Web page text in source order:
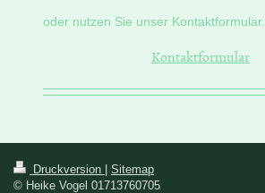
oder nutzen Sie unser Kontaktformular.
Kontaktformular
Druckversion
Sitemap
© Heike Vogel 01713760705